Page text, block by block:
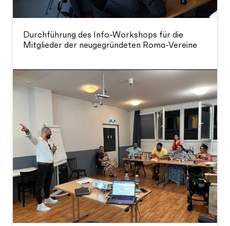
Durchführung des Info-Workshops für die
Mitglieder der neugegründeten Roma-Vereine